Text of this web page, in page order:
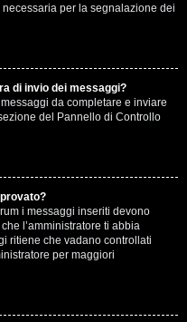
per la segnalazione dei
di invio dei messaggi?
da completare e inviare
del Pannello di Controllo
i messaggi inseriti devono
l’amministratore ti abbia
ritiene che vadano controllati
per maggiori